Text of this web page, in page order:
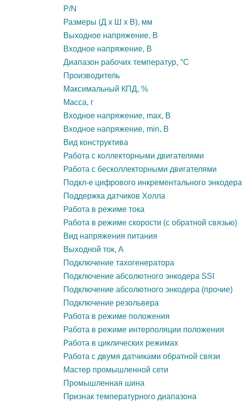
P/N
Размеры (Д х Ш х В), мм
Выходное напряжение, В
Входное напряжение, В
Диапазон рабочих температур, °С
Производитель
Максимальный КПД, %
Масса, г
Входное напряжение, max, В
Входное напряжение, min, В
Вид конструктива
Работа с коллекторными двигателями
Работа с бесколлекторными двигателями
Подкл-е цифрового инкрементального энкодера
Поддержка датчиков Холла
Работа в режиме тока
Работа в режиме скорости (с обратной связью)
Вид напряжения питания
Выходной ток, А
Подключение тахогенератора
Подключение абсолютного энкодера SSI
Подключение абсолютного энкодера (прочие)
Подключение резольвера
Работа в режиме положения
Работа в режиме интерполяции положения
Работа в циклических режимах
Работа с двумя датчиками обратной связи
Мастер промышленной сети
Промышленная шина
Признак температурного диапазона